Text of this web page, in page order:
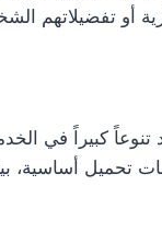
أو تفضيلاتهم
كبيراً في